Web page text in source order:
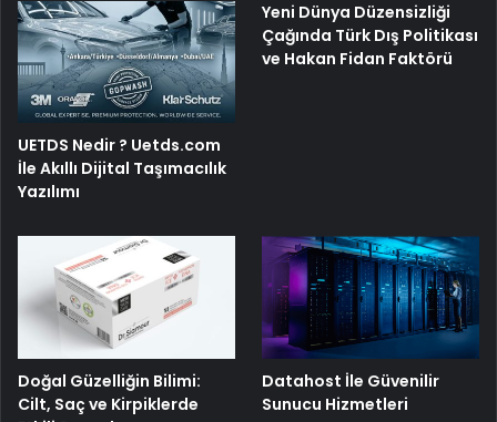
UETDS Nedir ? Uetds.com
İle Akıllı Dijital Taşımacılık
Yazılımı
Yeni Dünya Düzensizliği
Çağında Türk Dış Politikası
ve Hakan Fidan Faktörü
Doğal Güzelliğin Bilimi:
Cilt, Saç ve Kirpiklerde
Datahost İle Güvenilir
Sunucu Hizmetleri